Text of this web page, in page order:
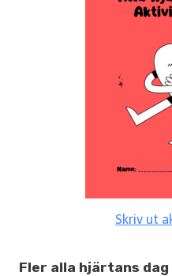
Skriv ut
Fler alla hjärtans